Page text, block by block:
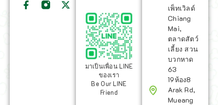
มาเป็นเพื่อน LINE
ของเรา
Be Our LINE
Friend
เพ็ทเวิลด์
Chiang
Mai,
ตลาดสัตว์
เลี้ยง สวน
บวกหาด
63
19ห้อง8
Arak Rd,
Mueang